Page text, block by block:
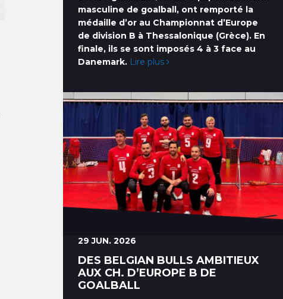
masculine de goalball, ont remporté la
médaille d’or au Championnat d’Europe
de division B à Thessalonique (Grèce). En
finale, ils se sont imposés 4 à 3 face au
Danemark. Lire plus
29 JUN. 2026
DES BELGIAN BULLS AMBITIEUX
AUX CH. D’EUROPE B DE
GOALBALL